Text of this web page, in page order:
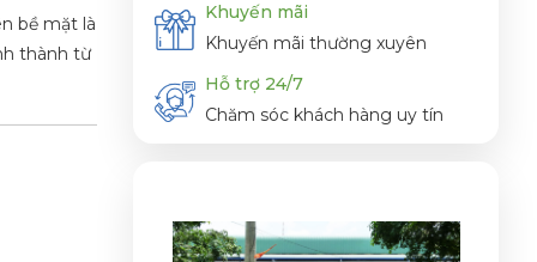
bề mặt là
thành từ
Khuyến mãi
Khuyến mãi thường xuyên
Hỗ trợ 24/7
Chăm sóc khách hàng uy tín